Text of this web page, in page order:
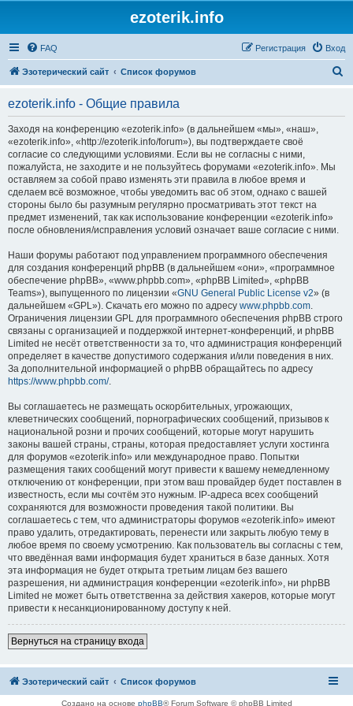
ezoterik.info
FAQ Вход
Регистрация
Эзотерический сайт Список форумов
ezoterik.info - Общие правила
Заходя на конференцию «ezoterik.info» (в дальнейшем «мы», «наш»,
«ezoterik.info», «http://ezoterik.info/forum»), вы подтверждаете своё
согласие со следующими условиями. Если вы не согласны с ними,
пожалуйста, не заходите и не пользуйтесь форумами «ezoterik.info». Мы
оставляем за собой право изменять эти правила в любое время и
сделаем всё возможное, чтобы уведомить вас об этом, однако с вашей
стороны было бы разумным регулярно просматривать этот текст на
предмет изменений, так как использование конференции «ezoterik.info»
после обновления/исправления условий означает ваше согласие с ними.
Наши форумы работают под управлением программного обеспечения
для создания конференций phpBB (в дальнейшем «они», «программное
обеспечение phpBB», «www.phpbb.com», «phpBB Limited», «phpBB
Teams»), выпущенного по лицензии «GNU General Public License v2» (в
дальнейшем «GPL»). Скачать его можно по адресу www.phpbb.com.
Ограничения лицензии GPL для программного обеспечения phpBB строго
связаны с организацией и поддержкой интернет-конференций, и phpBB
Limited не несёт ответственности за то, что администрация конференций
определяет в качестве допустимого содержания и/или поведения в них.
За дополнительной информацией о phpBB обращайтесь по адресу
https://www.phpbb.com/.
Вы соглашаетесь не размещать оскорбительных, угрожающих,
клеветнических сообщений, порнографических сообщений, призывов к
национальной розни и прочих сообщений, которые могут нарушить
законы вашей страны, страны, которая предоставляет услуги хостинга
для форумов «ezoterik.info» или международное право. Попытки
размещения таких сообщений могут привести к вашему немедленному
отключению от конференции, при этом ваш провайдер будет поставлен в
известность, если мы сочтём это нужным. IP-адреса всех сообщений
сохраняются для возможности проведения такой политики. Вы
соглашаетесь с тем, что администраторы форумов «ezoterik.info» имеют
право удалить, отредактировать, перенести или закрыть любую тему в
любое время по своему усмотрению. Как пользователь вы согласны с тем,
что введённая вами информация будет храниться в базе данных. Хотя
эта информация не будет открыта третьим лицам без вашего
разрешения, ни администрация конференции «ezoterik.info», ни phpBB
Limited не может быть ответственна за действия хакеров, которые могут
привести к несанкционированному доступу к ней.
Вернуться на страницу входа
Эзотерический сайт Список форумов
Создано на основе phpBB® Forum Software © phpBB Limited